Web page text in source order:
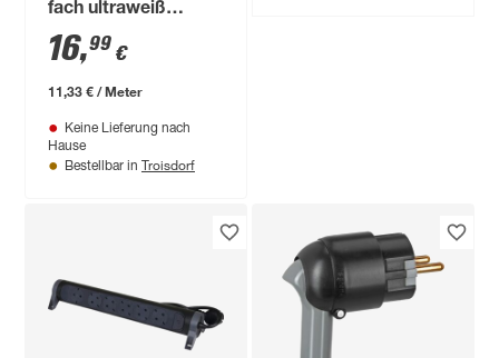
fach ultraweiß
/schwarz drehbar
1,5 m
16,99 €
11,33 € / Meter
Keine Lieferung nach
Hause
Bestellbar in Troisdorf